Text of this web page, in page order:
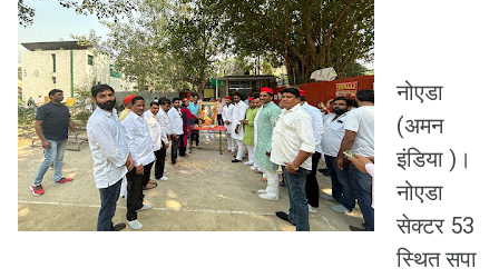
नोएडा
(अमन
इंडिया )।
नोएडा
सेक्टर 53
स्थित सपा